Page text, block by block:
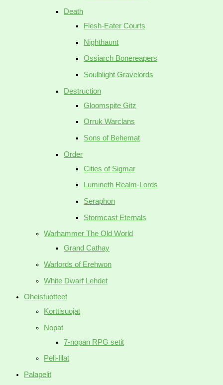
Death
Flesh-Eater Courts
Nighthaunt
Ossiarch Bonereapers
Soulblight Gravelords
Destruction
Gloomspite Gitz
Orruk Warclans
Sons of Behemat
Order
Cities of Sigmar
Lumineth Realm-Lords
Seraphon
Stormcast Eternals
Warhammer The Old World
Grand Cathay
Warlords of Erehwon
White Dwarf Lehdet
Oheistuotteet
Korttisuojat
Nopat
7-nopan RPG setit
Peli-Illat
Palapelit